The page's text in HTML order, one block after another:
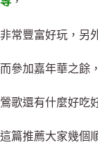
非常豐富好玩，另
而參加嘉年華之餘
鶯歌還有什麼好吃
這篇推薦大家幾個